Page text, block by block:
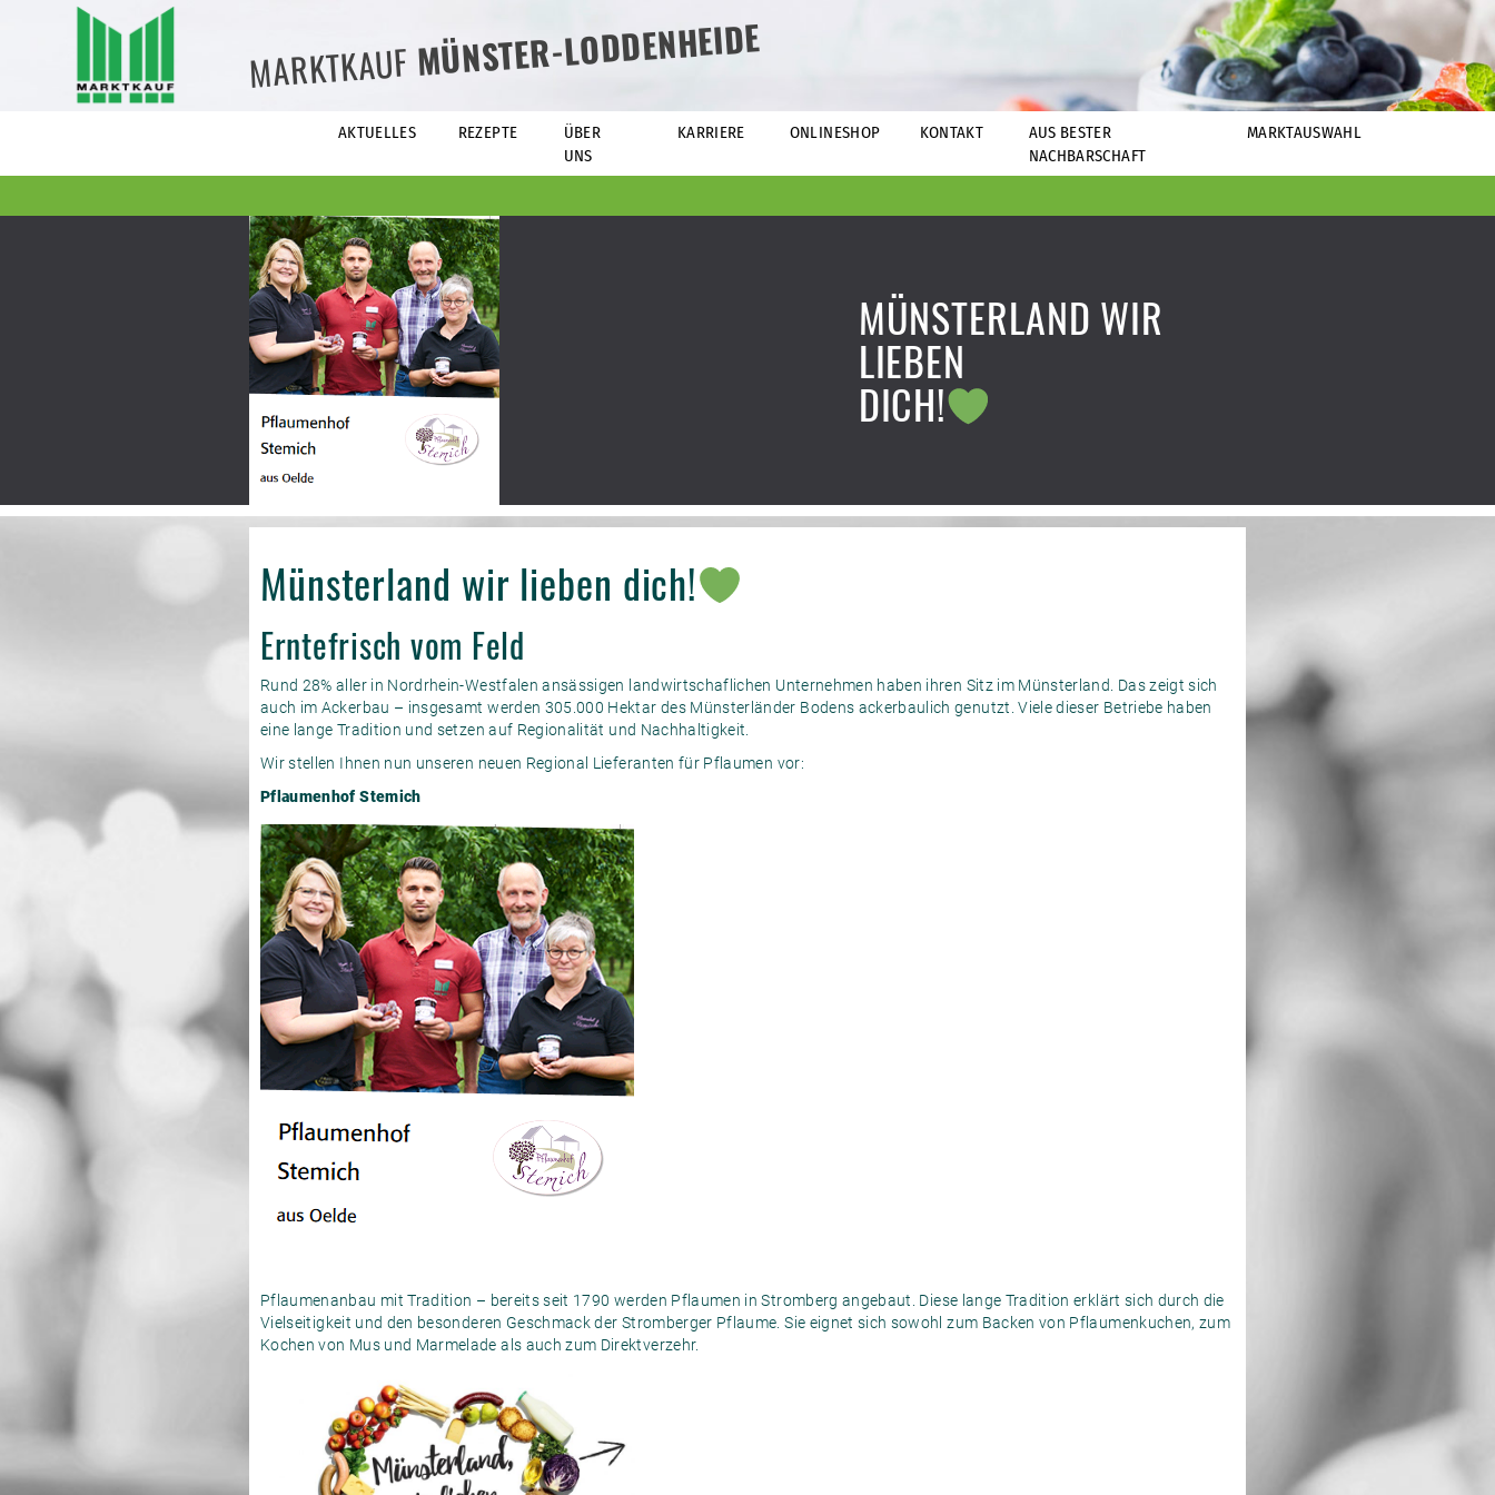
MARKTKAUFMÜNSTER-LODDENHEIDE
AKTUELLES REZEPTE
ÜBER
UNS
KARRIERE ONLINESHOP KONTAKT
AUS BESTER
NACHBARSCHAFT
MARKTAUSWAHL
MÜNSTERLAND WIR
LIEBEN
DICH!
Münsterland wir lieben dich!
Erntefrisch vom Feld
Rund 28% aller in Nordrhein-Westfalen ansässigen landwirtschaflichen Unternehmen haben ihren Sitz im Münsterland. Das zeigt sich
auch im Ackerbau – insgesamt werden 305.000 Hektar des Münsterländer Bodens ackerbaulich genutzt. Viele dieser Betriebe haben
eine lange Tradition und setzen auf Regionalität und Nachhaltigkeit.
Wir stellen Ihnen nun unseren neuen Regional Lieferanten für Pflaumen vor:
Pflaumenhof Stemich
Pflaumenanbau mit Tradition – bereits seit 1790 werden Pflaumen in Stromberg angebaut. Diese lange Tradition erklärt sich durch die
Vielseitigkeit und den besonderen Geschmack der Stromberger Pflaume. Sie eignet sich sowohl zum Backen von Pflaumenkuchen, zum
Kochen von Mus und Marmelade als auch zum Direktverzehr.